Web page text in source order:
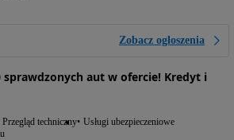
Zobacz ogłoszenia
sprawdzonych aut w ofercie! Kredyt i
Przegląd techniczny Usługi ubezpieczeniowe